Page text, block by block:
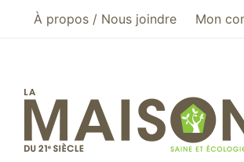
Aller au menu principal
Aller au contenu principal
À propos / Nous joindre Mon